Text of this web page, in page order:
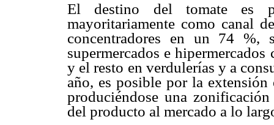
El destino del tomate es
mayoritariamente como canal
concentradores en un 74 %,
supermercados e
y el resto en verdulerías y a
año, es posible por la
produciéndose una
del producto al mercado a lo